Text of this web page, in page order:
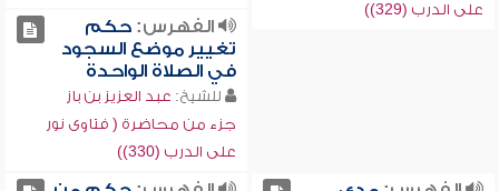
على الدرب (329))
الفهرس:حكم
تغيير موضع السجود
في الصلاة الواحدة
للشيخ: عبد العزيز بن باز
جزء من محاضرة ( فتاوى نور
على الدرب (330))